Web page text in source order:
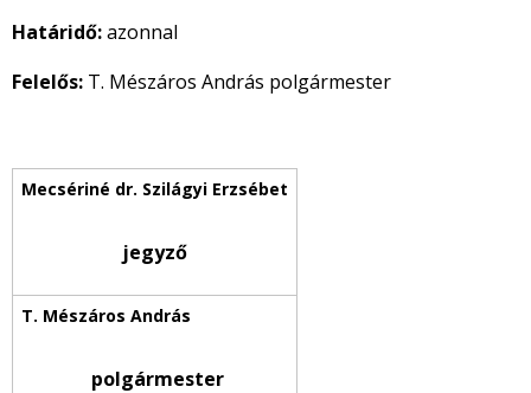
Határidő:azonnal
Felelős: T. Mészáros András polgármester
jegyző
polgármester